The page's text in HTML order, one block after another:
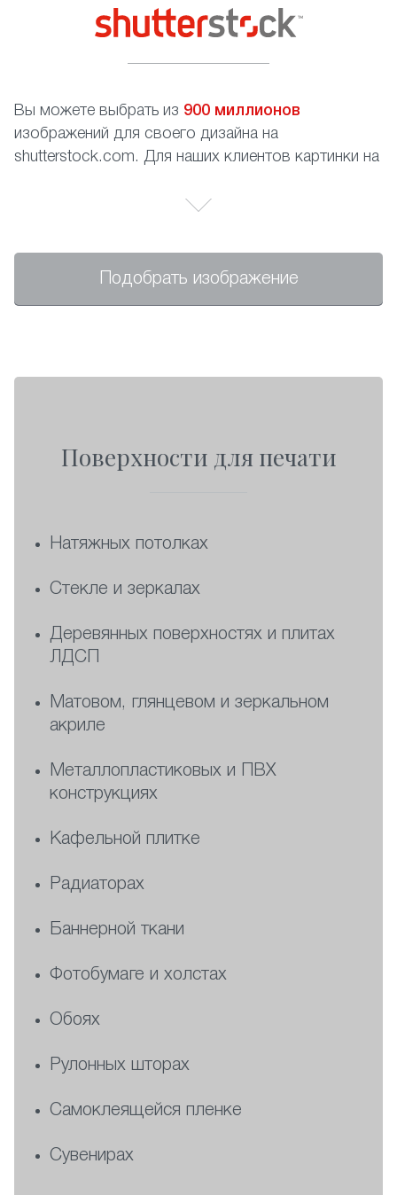
Вы можете выбрать из 900 миллионов
изображений для своего дизайна на
shutterstock.com. Для наших клиентов картинки на
только записать номер изображения.
Подобрать изображение
Поверхности для печати
Натяжных потолках
Стекле и зеркалах
Деревянных поверхностях и плитах
ЛДСП
Матовом, глянцевом и зеркальном
акриле
Металлопластиковых и ПВХ
конструкциях
Кафельной плитке
Радиаторах
Баннерной ткани
Фотобумаге и холстах
Обоях
Рулонных шторах
Самоклеящейся пленке
Сувенирах